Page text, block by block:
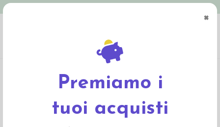
×
Premiamo i
tuoi acquisti
spugna di cotone bio - col. giallo crema